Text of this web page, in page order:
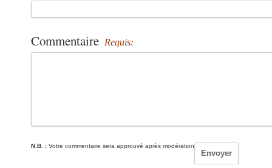
Commentaire Requis:
N.B. : Votre commentaire sera approuvé après modération